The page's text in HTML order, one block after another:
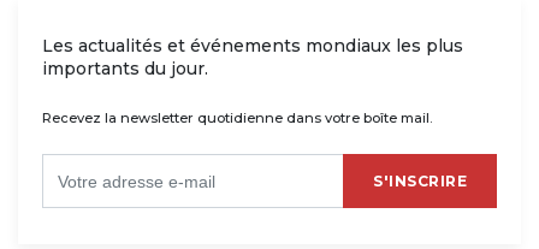
Les actualités et événements mondiaux les plus
importants du jour.
Recevez la newsletter quotidienne dans votre boîte mail.
S'INSCRIRE